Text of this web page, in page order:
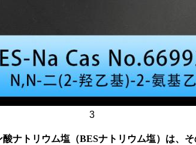
3
ナトリウム塩（BESナトリウム塩）は、